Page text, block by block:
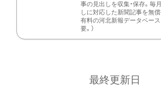
事の見出しを収集・保存。毎
しに対応した新聞記事を無償
有料の河北新報データベー
要。）
最終更新日